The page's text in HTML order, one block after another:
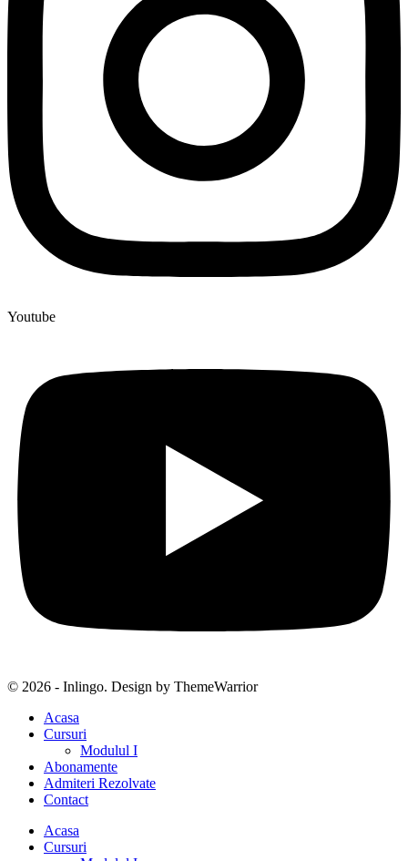
Youtube
© 2026 - Inlingo. Design by ThemeWarrior
Acasa
Cursuri
Modulul I
Abonamente
Admiteri Rezolvate
Contact
Acasa
Cursuri